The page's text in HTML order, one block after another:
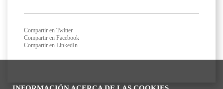
Compartir en Twitter
Compartir en Facebook
Compartir en LinkedIn